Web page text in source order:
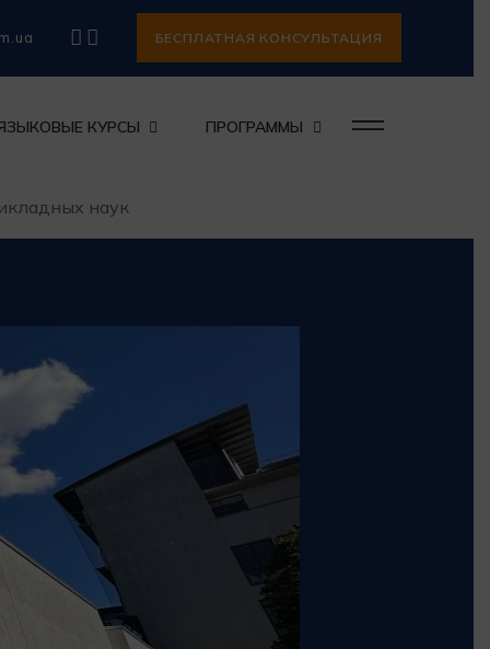
БЕСПЛАТНАЯ КОНСУЛЬТАЦИЯ
КУРСЫ ПРОГРАММЫ
наук